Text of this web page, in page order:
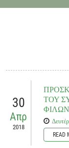
30
Απρ
2018
ΤΟΥ
READ